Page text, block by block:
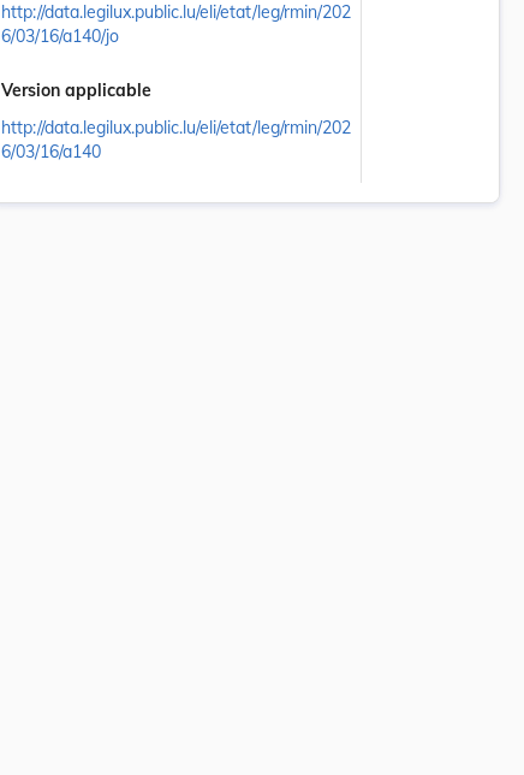
http://data.legilux.public.lu/eli/etat/leg/rmin/202
6/03/16/a140/jo
Version applicable
http://data.legilux.public.lu/eli/etat/leg/rmin/202
6/03/16/a140